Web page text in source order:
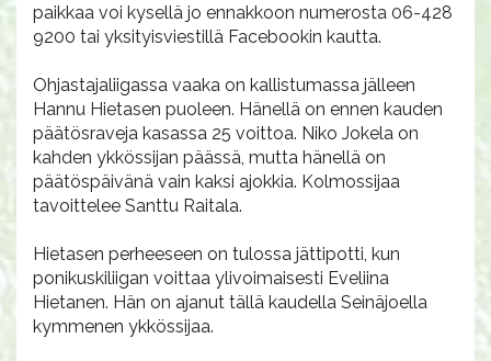
paikkaa voi kysellä jo ennakkoon numerosta 06-428
9200 tai yksityisviestillä Facebookin kautta.
Ohjastajaliigassa vaaka on kallistumassa jälleen
Hannu Hietasen puoleen. Hänellä on ennen kauden
päätösraveja kasassa 25 voittoa. Niko Jokela on
kahden ykkössijan päässä, mutta hänellä on
päätöspäivänä vain kaksi ajokkia. Kolmossijaa
tavoittelee Santtu Raitala.
Hietasen perheeseen on tulossa jättipotti, kun
ponikuskiliigan voittaa ylivoimaisesti Eveliina
Hietanen. Hän on ajanut tällä kaudella Seinäjoella
kymmenen ykkössijaa.